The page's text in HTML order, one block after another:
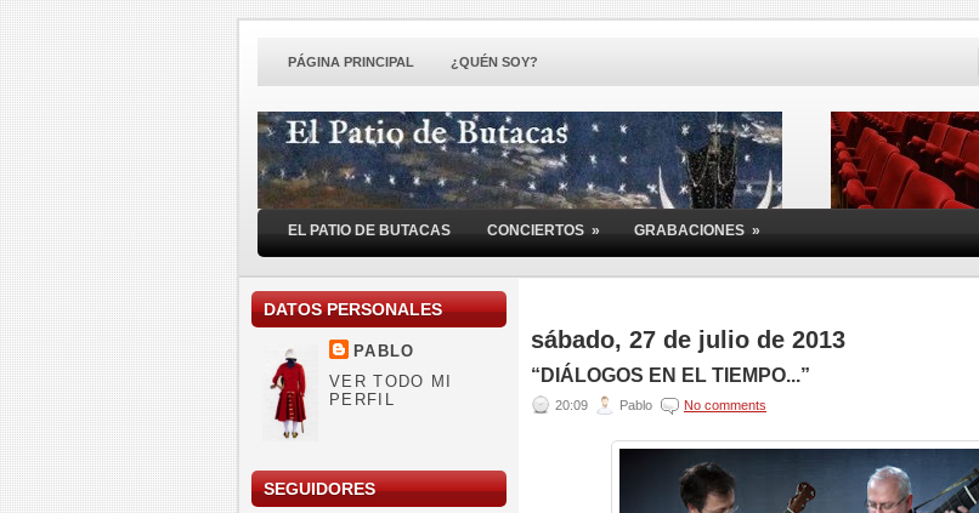
PÁGINA PRINCIPAL ¿QUÉN SOY?
EL PATIO DE BUTACAS CONCIERTOS » GRABACIONES »
DATOS PERSONALES
PABLO
VER TODO MI
PERFIL
SEGUIDORES
sábado, 27 de julio de 2013
“DIÁLOGOS EN EL TIEMPO...”
20:09 Pablo No comments